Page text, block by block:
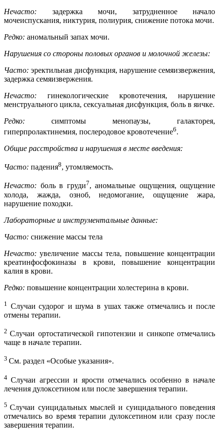
Нечасто: задержка мочи, затрудненное начало
мочеиспускания, никтурия, полиурия, снижение потока мочи.
Редко: аномальный запах мочи.
Нарушения со стороны половых органов и молочной железы:
Часто: эректильная дисфункция, нарушение семяизвержения,
задержка семяизвержения.
Нечасто: гинекологические кровотечения, нарушение
менструального цикла, сексуальная дисфункция, боль в яичке.
Редко: симптомы менопаузы, галакторея,
гиперпролактинемия, послеродовое кровотечение6.
Общие расстройства и нарушения в месте введения:
Часто: падения8, утомляемость.
Нечасто: боль в груди7, аномальные ощущения, ощущение
холода, жажда, озноб, недомогание, ощущение жара,
нарушение походки.
Лабораторные и инструментальные данные:
Часто: снижение массы тела
Нечасто: увеличение массы тела, повышение концентрации
креатинфосфокиназы в крови, повышение концентрации
калия в крови.
Редко: повышение концентрации холестерина в крови.
1
Случаи судорог и шума в ушах также отмечались и после
отмены терапии.
2Случаи ортостатической гипотензии и синкопе отмечались
чаще в начале терапии.
3 См. раздел «Особые указания».
4 Случаи агрессии и ярости отмечались особенно в начале
лечения дулоксетином или после завершения терапии.
5Случаи суицидальных мыслей и суицидального поведения
отмечались во время терапии дулоксетином или сразу после
завершения терапии.